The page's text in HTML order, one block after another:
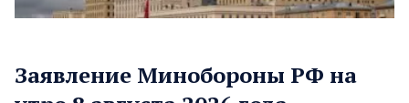
Заявление Минобороны РФ на